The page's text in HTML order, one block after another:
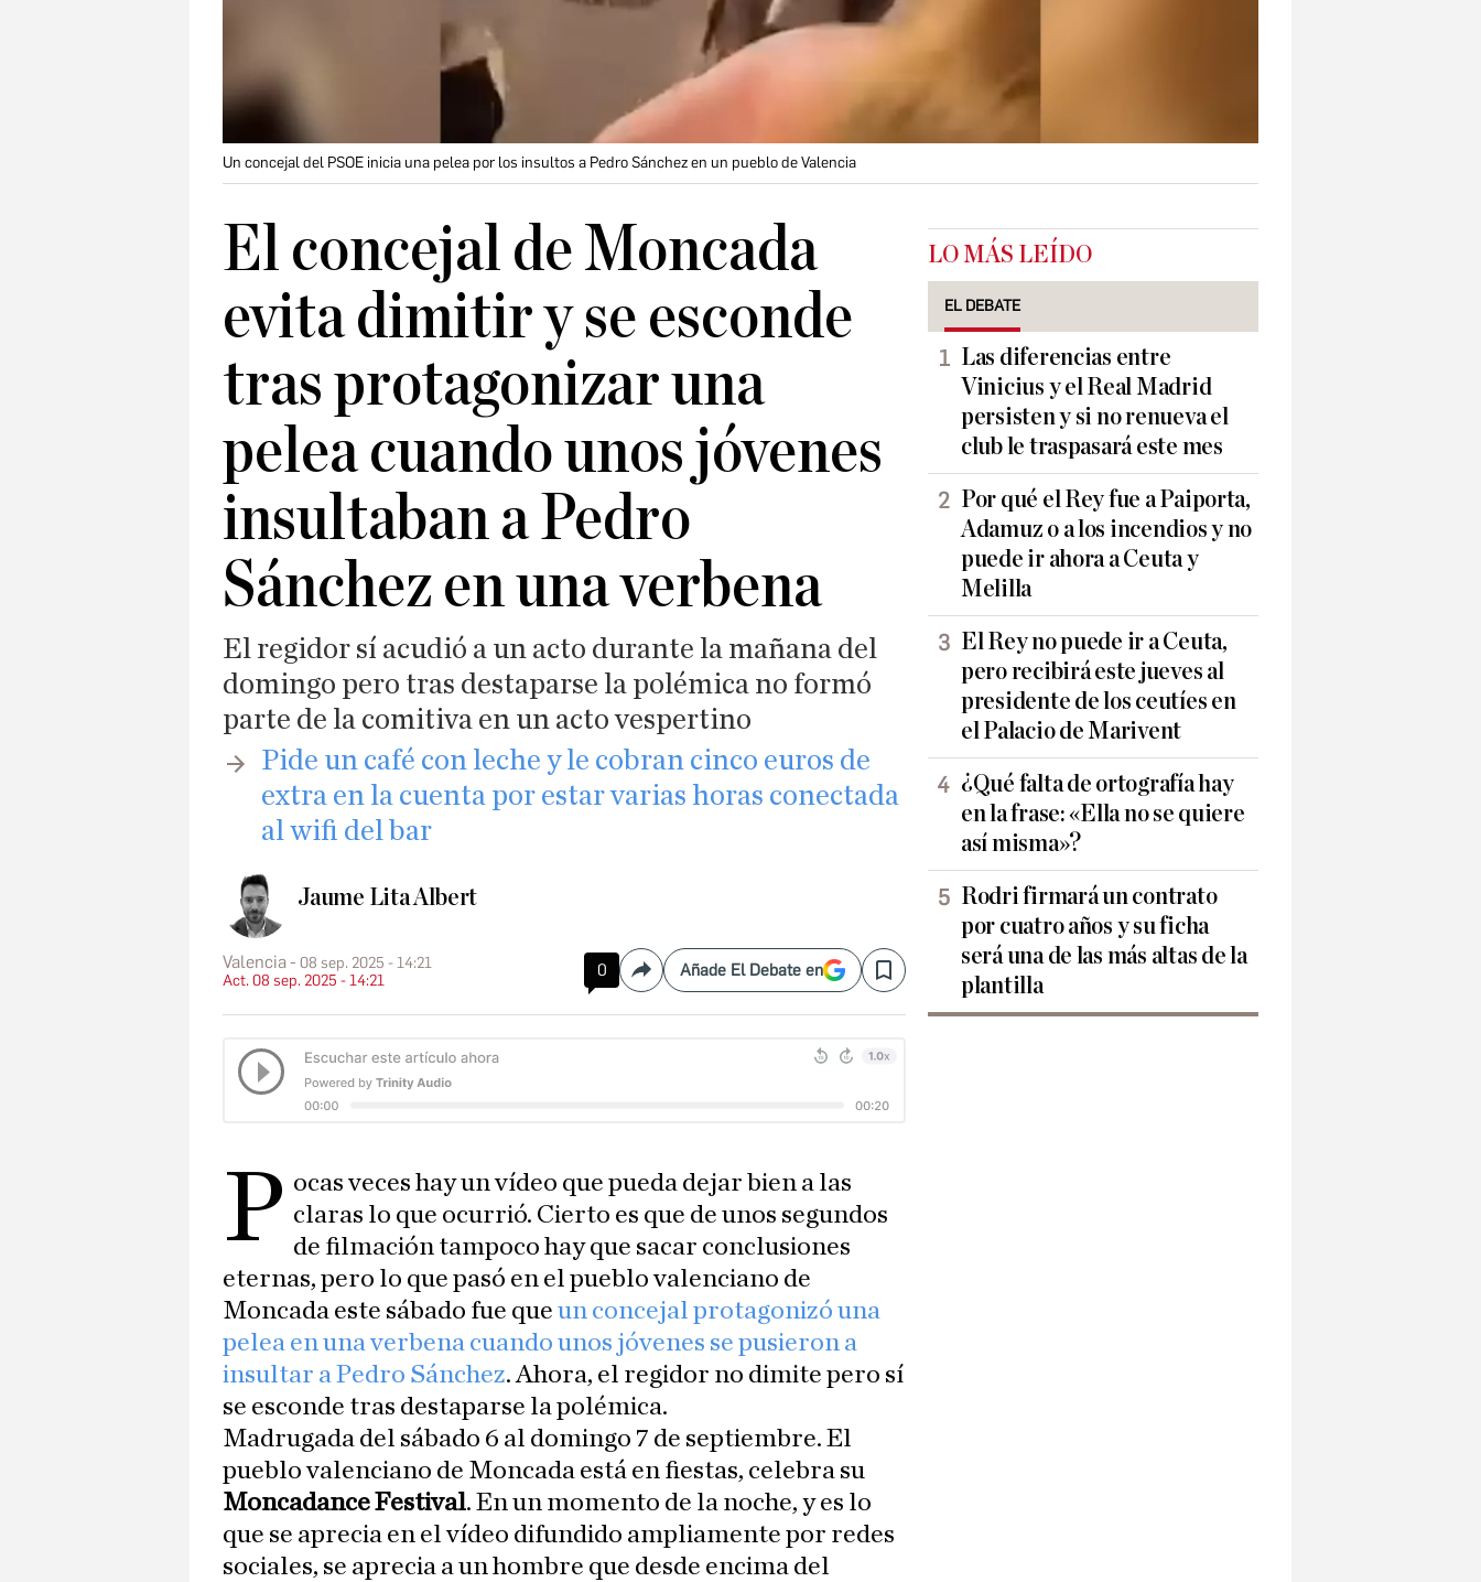
Un concejal del PSOE inicia una pelea por los insultos a Pedro Sánchez en un pueblo de Valencia
El concejal de Moncada
evita dimitir y se esconde
tras protagonizar una
pelea cuando unos jóvenes
insultaban a Pedro
Sánchez en una verbena
El regidor sí acudió a un acto durante la mañana del
domingo pero tras destaparse la polémica no formó
parte de la comitiva en un acto vespertino
​Pide un café con leche y le cobran cinco euros de
extra en la cuenta por estar varias horas conectada
al wifi del bar
Jaume Lita Albert
Valencia
08 sep. 2025 - 14:21
Act. 08 sep. 2025 - 14:21
0 CompartirAñade El Debate en Save
P ocas veces hay un vídeo que pueda dejar bien a las
claras lo que ocurrió. Cierto es que de unos segundos
de filmación tampoco hay que sacar conclusiones
eternas, pero lo que pasó en el pueblo valenciano de
Moncada este sábado fue que un concejal protagonizó una
pelea en una verbena cuando unos jóvenes se pusieron a
insultar a Pedro Sánchez. Ahora, el regidor no dimite pero sí
se esconde tras destaparse la polémica.
Madrugada del sábado 6 al domingo 7 de septiembre. El
pueblo valenciano de Moncada está en fiestas, celebra su
Moncadance Festival. En un momento de la noche, y es lo
que se aprecia en el vídeo difundido ampliamente por redes
sociales, se aprecia a un hombre que desde encima del
LO MÁS LEÍDO
EL DEBATE
Las diferencias entre
Vinicius y el Real Madrid
persisten y si no renueva el
club le traspasará este mes
Por qué el Rey fue a Paiporta,
Adamuz o a los incendios y no
puede ir ahora a Ceuta y
Melilla
El Rey no puede ir a Ceuta,
pero recibirá este jueves al
presidente de los ceutíes en
el Palacio de Marivent
¿Qué falta de ortografía hay
en la frase: «Ella no se quiere
así misma»?
Rodri firmará un contrato
por cuatro años y su ficha
será una de las más altas de la
plantilla